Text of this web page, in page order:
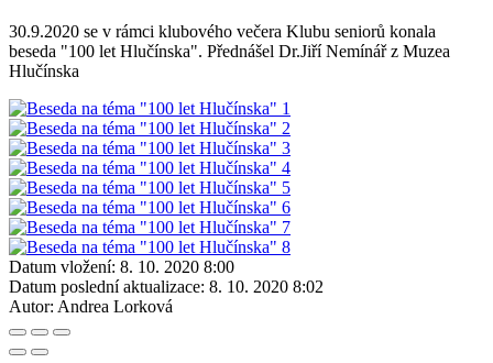
30.9.2020 se v rámci klubového večera Klubu seniorů konala
beseda "100 let Hlučínska". Přednášel Dr.Jiří Nemínář z Muzea
Hlučínska
Datum vložení: 8. 10. 2020 8:00
Datum poslední aktualizace: 8. 10. 2020 8:02
Autor: Andrea Lorková